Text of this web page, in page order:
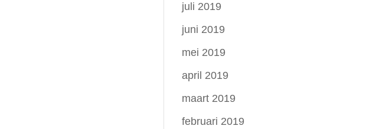
juli 2019
juni 2019
mei 2019
april 2019
maart 2019
februari 2019